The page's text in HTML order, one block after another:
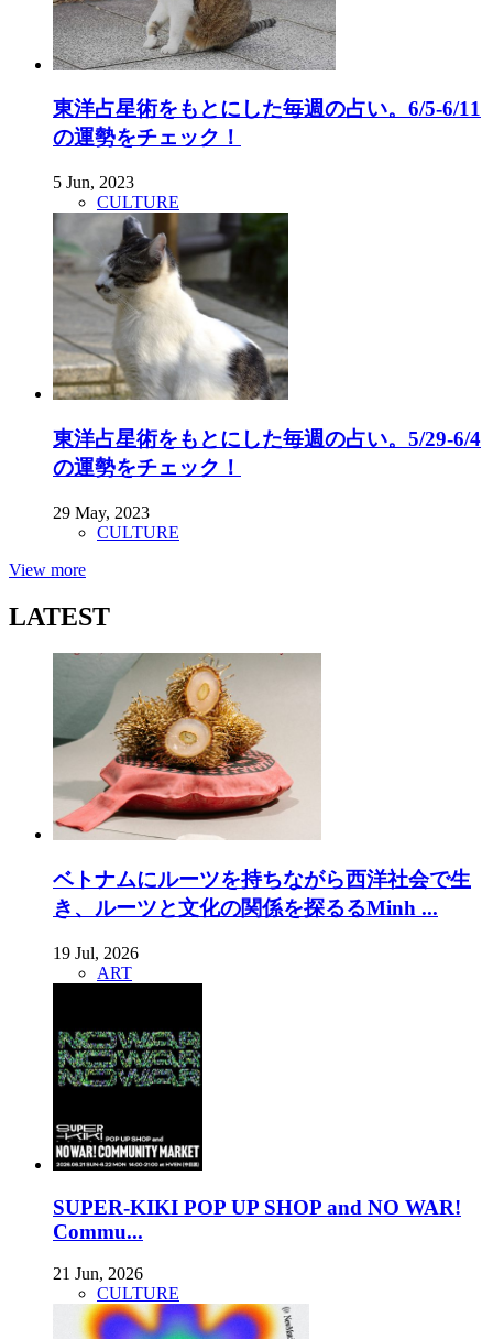
東洋占星術をもとにした毎週の占い。6/5-6/11
の運勢をチェック！
5 Jun, 2023
CULTURE
東洋占星術をもとにした毎週の占い。5/29-6/4
の運勢をチェック！
29 May, 2023
CULTURE
View more
LATEST
ベトナムにルーツを持ちながら西洋社会で生
き、ルーツと文化の関係を探るるMinh ...
19 Jul, 2026
ART
SUPER-KIKI POP UP SHOP and NO WAR!
Commu...
21 Jun, 2026
CULTURE